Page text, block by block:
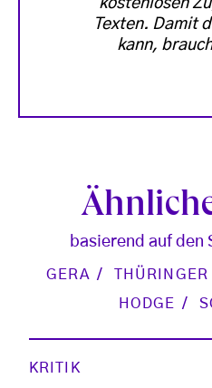
Texten. Damit
kann,
basierend auf den
GERA
THÜRINGER
HODGE
KRITIK